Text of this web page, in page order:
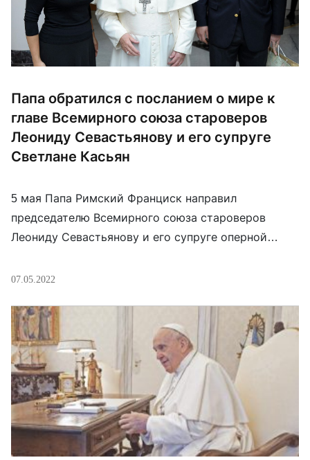
Папа обратился с посланием о мире к
главе Всемирного союза староверов
Леониду Севастьянову и его супруге
Светлане Касьян
5 мая Папа Римский Франциск направил
председателю Всемирного союза староверов
Леониду Севастьянову и его супруге оперной
«Дорогой брат, а также Светлана,Я очень рад
должны быть послами мира. Пожалуйста,
продолжайте продвигать мир, проповедуйте мир,
живите в мире… это твоя работа. Заранее
благодарю […]
07.05.2022